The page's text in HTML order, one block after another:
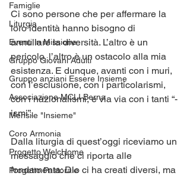
Famiglie
Liturgia
Eventi in Missione
Gruppo Giovani Adulti
Gruppo anziani Essere Insieme
Associazione MCLI Berna
Mensile "Insieme"
Coro Armonia
Progetto WelcHome
Progetto Pastorale
Ci sono persone che per affermare la
loro identità hanno bisogno di
annullare la diversità. L’altro è un
pericolo, l’altro è un ostacolo alla mia
esistenza. E dunque, avanti con i muri,
con l’esclusione, con i particolarismi,
con i nazionalismi, e via via con i tanti “-
ismi”.
Dalla liturgia di quest’oggi riceviamo un
messaggio che ci riporta alle
fondamenta: Dio ci ha creati diversi, ma